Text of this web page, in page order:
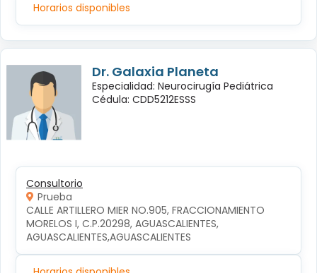
Horarios disponibles
Dr. Galaxia Planeta
Especialidad: Neurocirugía Pediátrica
Cédula: CDD5212ESSS
Consultorio
Prueba
CALLE ARTILLERO MIER NO.905, FRACCIONAMIENTO
MORELOS I, C.P.20298, AGUASCALIENTES,
AGUASCALIENTES,AGUASCALIENTES